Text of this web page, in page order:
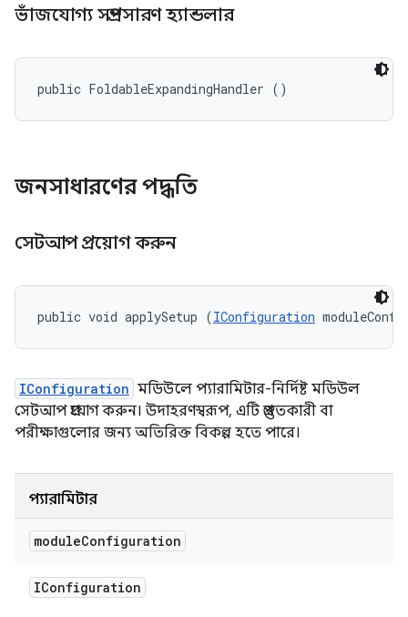
ভাঁজযোগ্য সম্প্রসারণ হ্যান্ডলার
public FoldableExpandingHandler ()
জনসাধারণের পদ্ধতি
সেটআপ প্রয়োগ করুন
public void applySetup (IConfiguration
IConfiguration মডিউলে প্যারামিটার-নির্দিষ্ট মডিউল
সেটআপ প্রয়োগ করুন। উদাহরণস্বরূপ, এটি প্রস্তুতকারী বা
পরীক্ষাগুলোর জন্য অতিরিক্ত বিকল্প হতে পারে।
প্যারামিটার
moduleConfiguration
IConfiguration